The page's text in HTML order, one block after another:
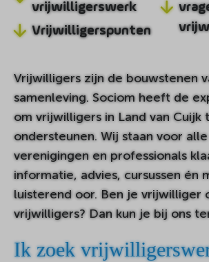
vrijwilligerswerk
Vrijwilligerspunten
Vrijwilligers zijn de bouwstenen
samenleving. Sociom heeft de
om vrijwilligers in Land van Cuijk
ondersteunen. Wij staan voor
verenigingen en professionals
informatie, advies, cursussen én
luisterend oor. Ben je vrijwilliger
vrijwilligers? Dan kun je bij ons
Ik zoek